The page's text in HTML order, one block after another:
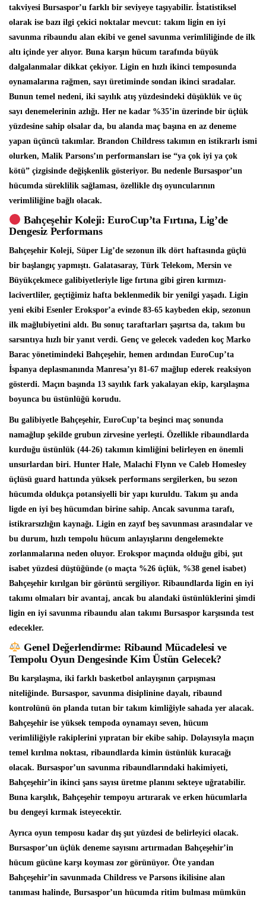
takviyesi Bursaspor’u farklı bir seviyeye taşıyabilir. İstatistiksel
olarak ise bazı ilgi çekici noktalar mevcut: takım ligin en iyi
savunma ribaundu alan ekibi ve genel savunma verimliliğinde de ilk
altı içinde yer alıyor. Buna karşın hücum tarafında büyük
dalgalanmalar dikkat çekiyor. Ligin en hızlı ikinci temposunda
oynamalarına rağmen, sayı üretiminde sondan ikinci sıradalar.
Bunun temel nedeni, iki sayılık atış yüzdesindeki düşüklük ve üç
sayı denemelerinin azlığı. Her ne kadar %35’in üzerinde bir üçlük
yüzdesine sahip olsalar da, bu alanda maç başına en az deneme
yapan üçüncü takımlar. Brandon Childress takımın en istikrarlı ismi
olurken, Malik Parsons’ın performansları ise “ya çok iyi ya çok
kötü” çizgisinde değişkenlik gösteriyor. Bu nedenle Bursaspor’un
hücumda süreklilik sağlaması, özellikle dış oyuncularının
verimliliğine bağlı olacak.
Bahçeşehir Koleji: EuroCup’ta Fırtına, Lig’de
Dengesiz Performans
Bahçeşehir Koleji, Süper Lig’de sezonun ilk dört haftasında güçlü
bir başlangıç yapmıştı. Galatasaray, Türk Telekom, Mersin ve
Büyükçekmece galibiyetleriyle lige fırtına gibi giren kırmızı-
lacivertliler, geçtiğimiz hafta beklenmedik bir yenilgi yaşadı. Ligin
yeni ekibi Esenler Erokspor’a evinde 83-65 kaybeden ekip, sezonun
ilk mağlubiyetini aldı. Bu sonuç taraftarları şaşırtsa da, takım bu
sarsıntıya hızlı bir yanıt verdi. Genç ve gelecek vadeden koç Marko
Barac yönetimindeki Bahçeşehir, hemen ardından EuroCup’ta
İspanya deplasmanında Manresa’yı 81-67 mağlup ederek reaksiyon
gösterdi. Maçın başında 13 sayılık fark yakalayan ekip, karşılaşma
boyunca bu üstünlüğü korudu.
Bu galibiyetle Bahçeşehir, EuroCup’ta beşinci maç sonunda
namağlup şekilde grubun zirvesine yerleşti. Özellikle ribaundlarda
kurduğu üstünlük (44-26) takımın kimliğini belirleyen en önemli
unsurlardan biri. Hunter Hale, Malachi Flynn ve Caleb Homesley
üçlüsü guard hattında yüksek performans sergilerken, bu sezon
hücumda oldukça potansiyelli bir yapı kuruldu. Takım şu anda
ligde en iyi beş hücumdan birine sahip. Ancak savunma tarafı,
istikrarsızlığın kaynağı. Ligin en zayıf beş savunması arasındalar ve
bu durum, hızlı tempolu hücum anlayışlarını dengelemekte
zorlanmalarına neden oluyor. Erokspor maçında olduğu gibi, şut
isabet yüzdesi düştüğünde (o maçta %26 üçlük, %38 genel isabet)
Bahçeşehir kırılgan bir görüntü sergiliyor. Ribaundlarda ligin en iyi
takımı olmaları bir avantaj, ancak bu alandaki üstünlüklerini şimdi
ligin en iyi savunma ribaundu alan takımı Bursaspor karşısında test
edecekler.
Genel Değerlendirme: Ribaund Mücadelesi ve
Tempolu Oyun Dengesinde Kim Üstün Gelecek?
Bu karşılaşma, iki farklı basketbol anlayışının çarpışması
niteliğinde. Bursaspor, savunma disiplinine dayalı, ribaund
kontrolünü ön planda tutan bir takım kimliğiyle sahada yer alacak.
Bahçeşehir ise yüksek tempoda oynamayı seven, hücum
verimliliğiyle rakiplerini yıpratan bir ekibe sahip. Dolayısıyla maçın
temel kırılma noktası, ribaundlarda kimin üstünlük kuracağı
olacak. Bursaspor’un savunma ribaundlarındaki hakimiyeti,
Bahçeşehir’in ikinci şans sayısı üretme planını sekteye uğratabilir.
Buna karşılık, Bahçeşehir tempoyu artırarak ve erken hücumlarla
bu dengeyi kırmak isteyecektir.
Ayrıca oyun temposu kadar dış şut yüzdesi de belirleyici olacak.
Bursaspor’un üçlük deneme sayısını artırmadan Bahçeşehir’in
hücum gücüne karşı koyması zor görünüyor. Öte yandan
Bahçeşehir’in savunmada Childress ve Parsons ikilisine alan
tanıması halinde, Bursaspor’un hücumda ritim bulması mümkün